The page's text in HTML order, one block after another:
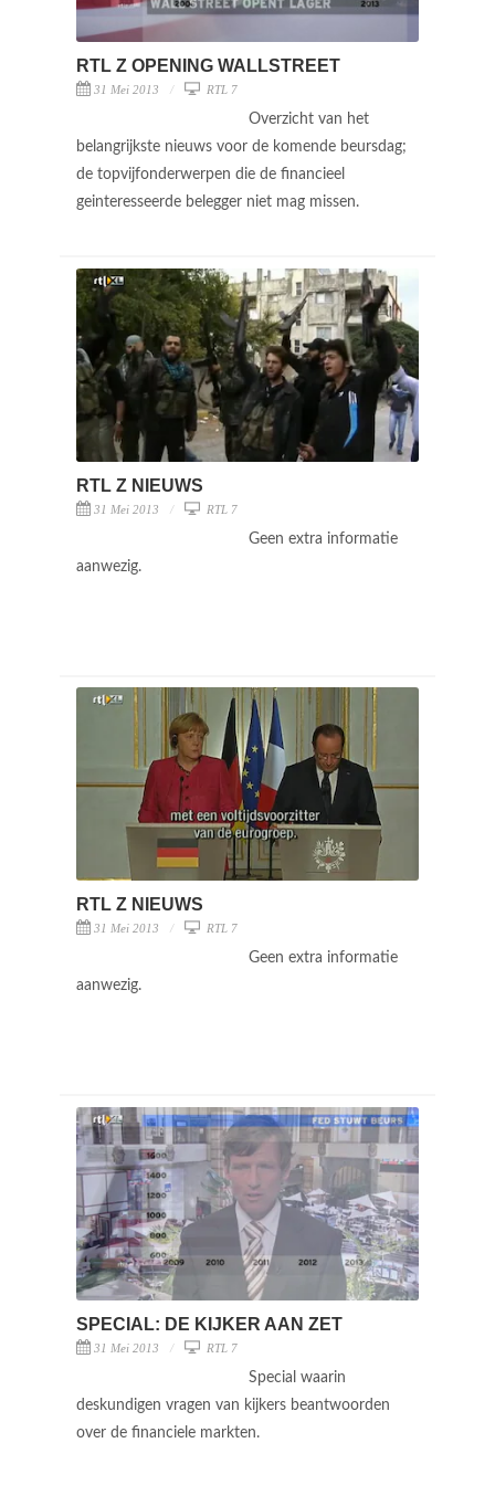
RTL Z OPENING WALLSTREET
31 Mei 2013 RTL 7
Overzicht van het
belangrijkste nieuws voor de komende beursdag;
de topvijfonderwerpen die de financieel
geinteresseerde belegger niet mag missen.
RTL Z NIEUWS
31 Mei 2013 RTL 7
Geen extra informatie
aanwezig.
RTL Z NIEUWS
31 Mei 2013 RTL 7
Geen extra informatie
aanwezig.
SPECIAL: DE KIJKER AAN ZET
31 Mei 2013 RTL 7
Special waarin
deskundigen vragen van kijkers beantwoorden
over de financiele markten.